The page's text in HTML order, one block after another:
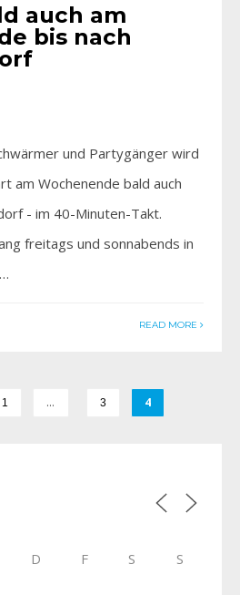
auch am
bis nach
und Partygänger wird
am Wochenende bald auch
- im 40-Minuten-Takt.
freitags und sonnabends in
READ MORE
1 … 3 4
D F S S